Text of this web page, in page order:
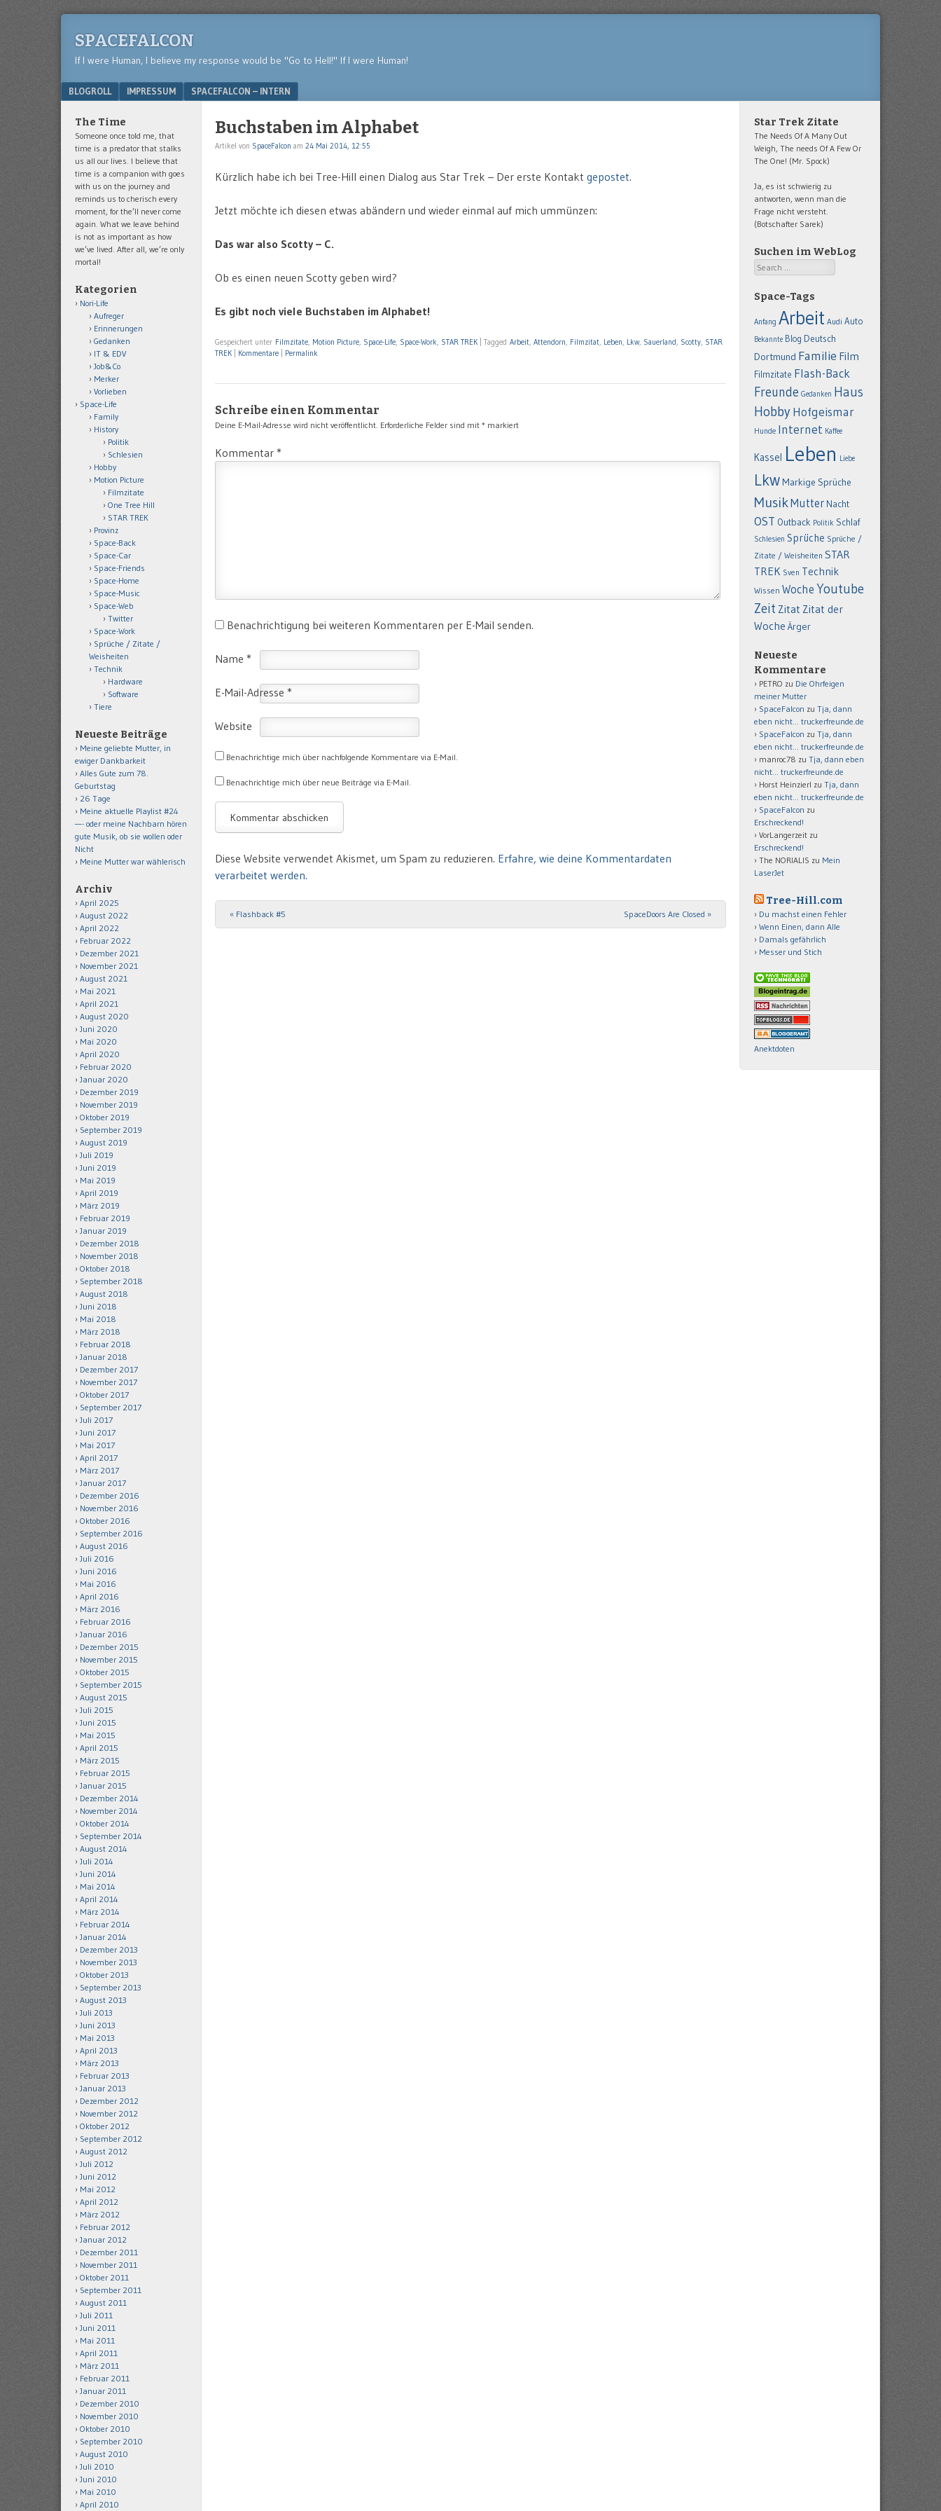
SPACEFALCON
If I were Human, I believe my response would be "Go to Hell!" If I were Human!
Menu
SKIP TO CONTENT
BLOGROLL IMPRESSUM SPACEFALCON – INTERN
Buchstaben im Alphabet
Artikel von SpaceFalcon am 24 Mai 2014, 12:55
Kürzlich habe ich bei Tree-Hill einen Dialog aus Star Trek – Der erste Kontakt gepostet.
Jetzt möchte ich diesen etwas abändern und wieder einmal auf mich ummünzen:
Das war also Scotty – C.
Ob es einen neuen Scotty geben wird?
Es gibt noch viele Buchstaben im Alphabet!
Gespeichert unter Filmzitate, Motion Picture, Space-Life, Space-Work, STAR TREK Tagged Arbeit, Attendorn, Filmzitat, Leben, Lkw, Sauerland, Scotty, STAR
TREK
Kommentare Permalink
Schreibe einen Kommentar
Deine E-Mail-Adresse wird nicht veröffentlicht. Erforderliche Felder sind mit * markiert
Kommentar *
Benachrichtigung bei weiteren Kommentaren per E-Mail senden.
Name *
E-Mail-Adresse *
Website
Benachrichtige mich über nachfolgende Kommentare via E-Mail.
Benachrichtige mich über neue Beiträge via E-Mail.
Diese Website verwendet Akismet, um Spam zu reduzieren. Erfahre, wie deine Kommentardaten
verarbeitet werden.
Post navigation
« Flashback #5 SpaceDoors Are Closed »
The Time
Someone once told me, that
time is a predator that stalks
us all our lives. I believe that
time is a companion with goes
with us on the journey and
reminds us to cherisch every
moment, for the’ll never come
again. What we leave behind
is not as important as how
we’ve lived. After all, we’re only
mortal!
Kategorien
Nori-Life
Aufreger
Erinnerungen
Gedanken
IT & EDV
Job&Co
Merker
Vorlieben
Space-Life
Family
History
Politik
Schlesien
Hobby
Motion Picture
Filmzitate
One Tree Hill
STAR TREK
Provinz
Space-Back
Space-Car
Space-Friends
Space-Home
Space-Music
Space-Web
Twitter
Space-Work
Sprüche / Zitate /
Weisheiten
Technik
Hardware
Software
Tiere
Neueste Beiträge
Meine geliebte Mutter, in
ewiger Dankbarkeit
Alles Gute zum 78.
Geburtstag
26 Tage
Meine aktuelle Playlist #24
—- oder meine Nachbarn hören
gute Musik, ob sie wollen oder
Nicht
Meine Mutter war wählerisch
Archiv
April 2025
August 2022
April 2022
Februar 2022
Dezember 2021
November 2021
August 2021
Mai 2021
April 2021
August 2020
Juni 2020
Mai 2020
April 2020
Februar 2020
Januar 2020
Dezember 2019
November 2019
Oktober 2019
September 2019
August 2019
Juli 2019
Juni 2019
Mai 2019
April 2019
März 2019
Februar 2019
Januar 2019
Dezember 2018
November 2018
Oktober 2018
September 2018
August 2018
Juni 2018
Mai 2018
März 2018
Februar 2018
Januar 2018
Dezember 2017
November 2017
Oktober 2017
September 2017
Juli 2017
Juni 2017
Mai 2017
April 2017
März 2017
Januar 2017
Dezember 2016
November 2016
Oktober 2016
September 2016
August 2016
Juli 2016
Juni 2016
Mai 2016
April 2016
März 2016
Februar 2016
Januar 2016
Dezember 2015
November 2015
Oktober 2015
September 2015
August 2015
Juli 2015
Juni 2015
Mai 2015
April 2015
März 2015
Februar 2015
Januar 2015
Dezember 2014
November 2014
Oktober 2014
September 2014
August 2014
Juli 2014
Juni 2014
Mai 2014
April 2014
März 2014
Februar 2014
Januar 2014
Dezember 2013
November 2013
Oktober 2013
September 2013
August 2013
Juli 2013
Juni 2013
Mai 2013
April 2013
März 2013
Februar 2013
Januar 2013
Dezember 2012
November 2012
Oktober 2012
September 2012
August 2012
Juli 2012
Juni 2012
Mai 2012
April 2012
März 2012
Februar 2012
Januar 2012
Dezember 2011
November 2011
Oktober 2011
September 2011
August 2011
Juli 2011
Juni 2011
Mai 2011
April 2011
März 2011
Februar 2011
Januar 2011
Dezember 2010
November 2010
Oktober 2010
September 2010
August 2010
Juli 2010
Juni 2010
Mai 2010
April 2010
Star Trek Zitate
The Needs Of A Many Out
Weigh, The needs Of A Few Or
The One! (Mr. Spock)
Ja, es ist schwierig zu
antworten, wenn man die
Frage nicht versteht.
(Botschafter Sarek)
Suchen im WebLog
Search
Space-Tags
Anfang Arbeit Audi Auto
Bekannte Blog Deutsch
Dortmund Familie Film
Filmzitate Flash-Back
Freunde Gedanken Haus
HobbyHofgeismar
Hunde Internet Kaffee
Kassel Leben Liebe
LkwMarkige Sprüche
MusikMutter Nacht
OST Outback Politik Schlaf
Schlesien Sprüche Sprüche /
Zitate / Weisheiten STAR
TREK Sven Technik
Wissen Woche Youtube
Zeit Zitat Zitat der
Woche Ärger
Neueste
Kommentare
PETRO zu Die Ohrfeigen
meiner Mutter
SpaceFalcon zu Tja, dann
eben nicht… truckerfreunde.de
SpaceFalcon zu Tja, dann
eben nicht… truckerfreunde.de
manroc78 zu Tja, dann eben
nicht… truckerfreunde.de
Horst Heinzierl zu Tja, dann
eben nicht… truckerfreunde.de
SpaceFalcon zu
Erschreckend!
VorLangerzeit zu
Erschreckend!
The NORIALIS zu Mein
LaserJet
Tree-Hill.com
Du machst einen Fehler
Wenn Einen, dann Alle
Damals gefährlich
Messer und Stich
Anektdoten